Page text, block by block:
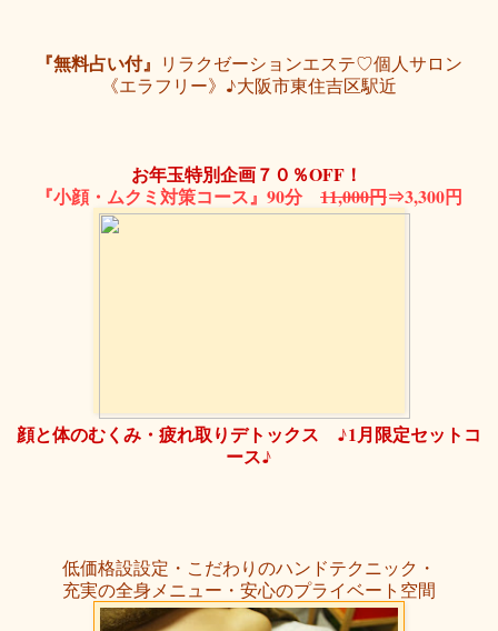
『無料占い付』 リラクゼーションエステ♡個人サロン
《エラフリー》♪大阪市東住吉区駅近
お年玉特別企画７０％OFF！
『小顔・ムクミ対策コース』90分 11,000円⇒3,300円
顔と体のむくみ・疲れ取りデトックス ♪1月限定セットコ
ース♪
低価格設設定・こだわりのハンドテクニック・
充実の全身メニュー・安心のプライベート空間